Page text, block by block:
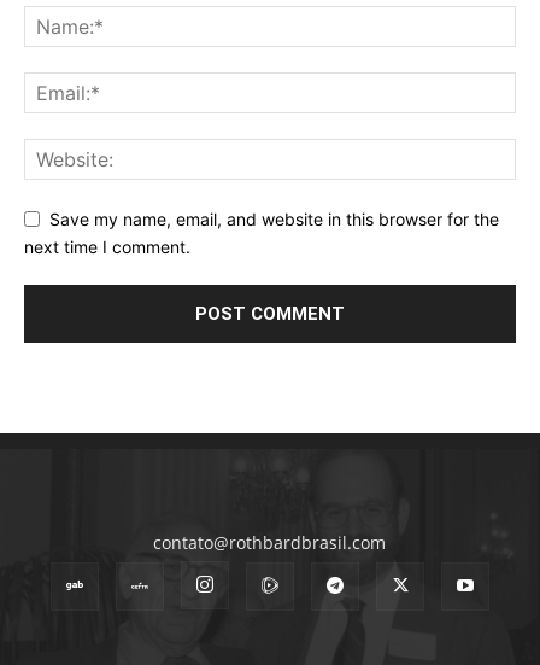
Save my name, email, and website in this browser for the
next time I comment.
contato@rothbardbrasil.com